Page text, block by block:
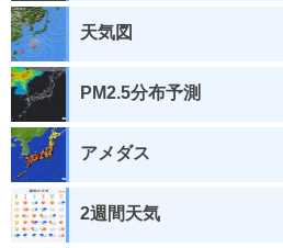
天気図
PM2.5分布予測
アメダス
2週間天気